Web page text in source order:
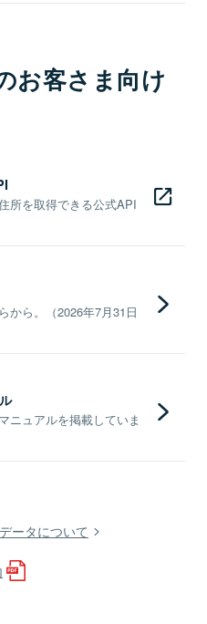
お客さま向け
所を取得できる公式API
から。（2026年7月31日
ニュアルを掲載していま
ータについて